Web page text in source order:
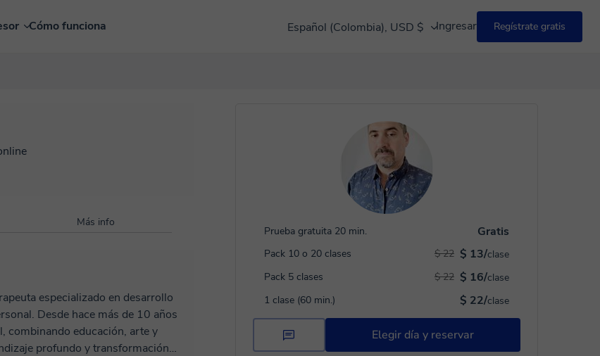
Cómo funciona Español (Colombia), USD $ Ingresar Regístrate gratis
Prueba gratuita 20 min. Gratis
Pack 10 o 20 clases $ 13/clase
$ 22
Pack 5 clases
$ 16/clase
$ 22
1 clase (60 min.)
$ 22/clase
Elegir día y reservar
Más info
especializado en desarrollo
10 años
combinando educación, arte y
profundo y transformación